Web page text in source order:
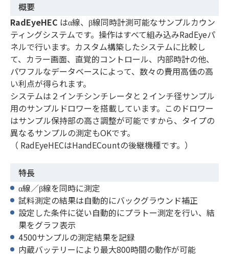
概要
RadEyeHEC はα線、β線同時計測可能なサンプルカウン
ティングシステムです。操作はすべて組み込みRadEyeパ
ネルで行います。カスタム構築したシステムに比較し
て、カラー画面、直覚的コントロール、内部時計の他、
パワフルなデータベースによって、数々の費用高価の高
い利点が得られます。
システムは２インチシンチレータと２インチ径サンプル
用のサンプルドロワーを搭載しています。このドロワー
はサンプル保持部の高さ調整が可能ですから、タイプの
異なるサンプルの測定もOKです。
（ RadEyeHECはHandECountの後継機種です。）
特長
α線／β線を同時に測定
試料測定の結果は自動的にバックグラウンド補正
設定した条件に従い自動的にプラトー測定を行い、結
果をグラフ表示
4500サンプルの測定結果を記録
内蔵バッテリーにより最大800時間の動作が可能